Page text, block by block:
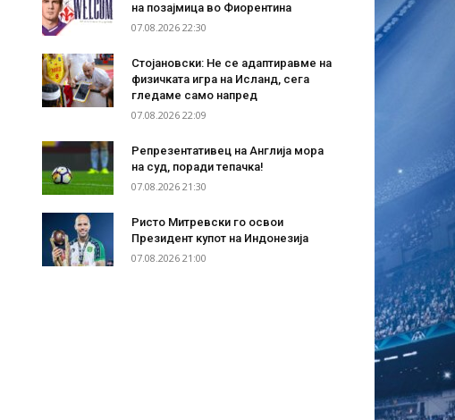
на позајмица во Фиорентина
07.08.2026 22:30
Стојановски: Не се адаптиравме на
физичката игра на Исланд, сега
гледаме само напред
07.08.2026 22:09
Репрезентативец на Англија мора
на суд, поради тепачка!
07.08.2026 21:30
Ристо Митревски го освои
Президент купот на Индонезија
07.08.2026 21:00